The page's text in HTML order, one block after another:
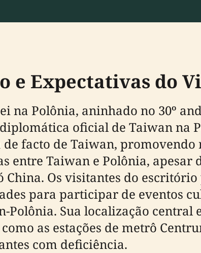
e Expectativas do
na Polônia, aninhado no 30º
oficial de Taiwan na
facto de Taiwan, promovendo
entre Taiwan e Polônia, apesar
Os visitantes do
para participar de eventos
Polônia. Sua localização
as estações de metrô
com deficiência.